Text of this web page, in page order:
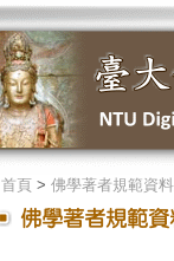
首頁> 佛學著者規範資